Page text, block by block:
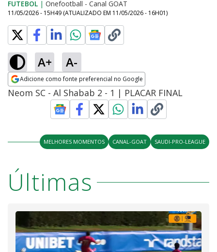
FUTEBOL | Onefootball - Canal GOAT
11/05/2026 - 15H49 (ATUALIZADO EM 11/05/2026 - 16H01)
A+ A-
Adicione como fonte preferencial no Google
Opens in new window
Neom SC - Al Shabab 2 - 1 | PLACAR FINAL
MELHORES MOMENTOS CANAL-GOAT SAUDI-PRO-LEAGUE
Últimas